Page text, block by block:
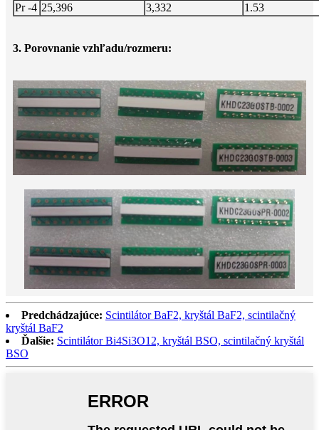
Pr -4 25,396 3,332 1.53
3. Porovnanie vzhľadu/rozmeru:
Predchádzajúce: Scintilátor BaF2, kryštál BaF2, scintilačný
kryštál BaF2
Ďalšie: Scintilátor Bi4Si3O12, kryštál BSO, scintilačný kryštál
BSO